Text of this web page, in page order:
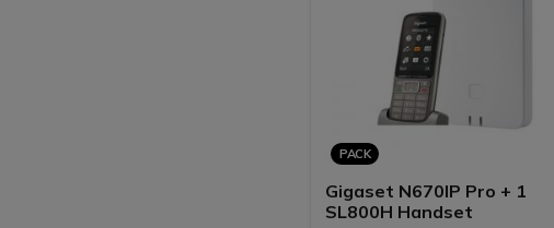
PACK
Gigaset N670IP Pro + 1
SL800H Handset